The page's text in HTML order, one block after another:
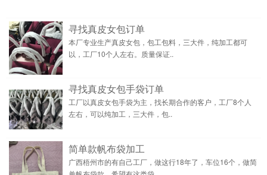
寻找真皮女包订单
本厂专业生产真皮女包，包工包料，三大件，纯加工都可
以，工厂10个人左右。质量保证..
寻找真皮女包手袋订单
工厂以真皮女包手袋为主，找长期合作的客户，工厂8个人
左右，可以纯加工，三大件，包..
简单款帆布袋加工
广西梧州市的有自己工厂，做这行18年了，车位16个，做简